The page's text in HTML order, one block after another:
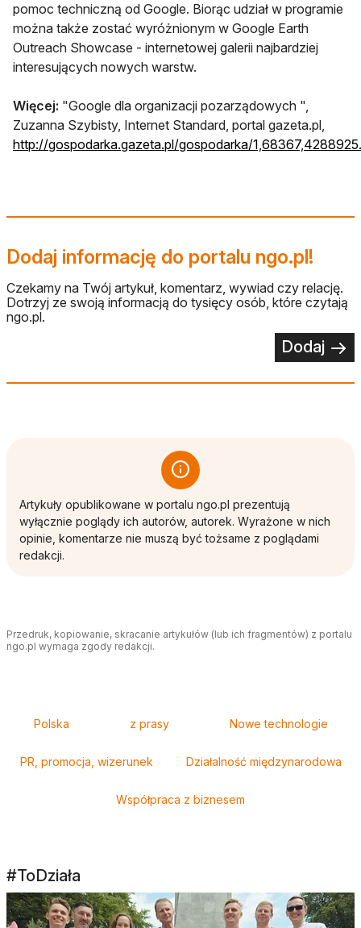
pomoc techniczną od Google. Biorąc udział w programie
można także zostać wyróżnionym w Google Earth
Outreach Showcase - internetowej galerii najbardziej
interesujących nowych warstw.
Więcej: "Google dla organizacji pozarządowych ",
Zuzanna Szybisty, Internet Standard, portal gazeta.pl,
http://gospodarka.gazeta.pl/gospodarka/
Dodaj informację do portalu ngo.pl!
Czekamy na Twój artykuł, komentarz, wywiad czy relację.
Dotrzyj ze swoją informacją do tysięcy osób, które czytają
ngo.pl.
Dodaj
Artykuły opublikowane w portalu ngo.pl prezentują
wyłącznie poglądy ich autorów, autorek. Wyrażone w nich
opinie, komentarze nie muszą być tożsame z poglądami
redakcji.
Przedruk, kopiowanie, skracanie artykułów (lub ich fragmentów) z portalu
ngo.pl wymaga zgody redakcji.
Polska z prasy Nowe technologie
PR, promocja, wizerunek Działalność międzynarodowa
Współpraca z biznesem
#ToDziała